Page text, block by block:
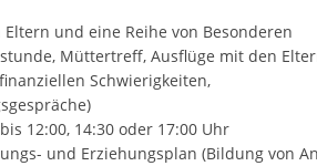
und eine Reihe von Besonderen
Müttertreff, Ausflüge mit den
Schwierigkeiten,
12:00, 14:30 oder 17:00 Uhr
und Erziehungsplan (Bildung von